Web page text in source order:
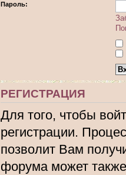
Пароль:
РЕГИСТРАЦИЯ
Для того, чтобы
регистрации.
позволит Вам
форума может